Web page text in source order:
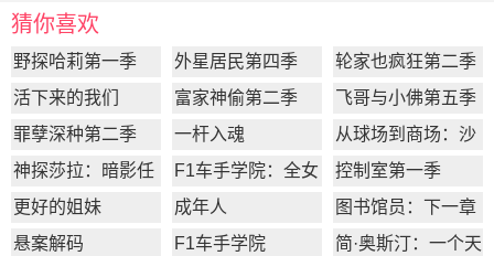
猜你喜欢
野探哈莉第一季 外星居民第四季
轮家也疯狂第二季
活下来的我们
富家神偷第二季
飞哥与小佛第五季
罪孽深种第二季
一杆入魂
从球场到商场：沙
奎尔·奥尼尔的品牌
经营路
神探莎拉：暗影任
务
F1车手学院：全女
性车手赛事
控制室第一季
更好的姐妹
成年人
图书馆员：下一章
悬案解码
F1车手学院 简·奥斯汀：一个天